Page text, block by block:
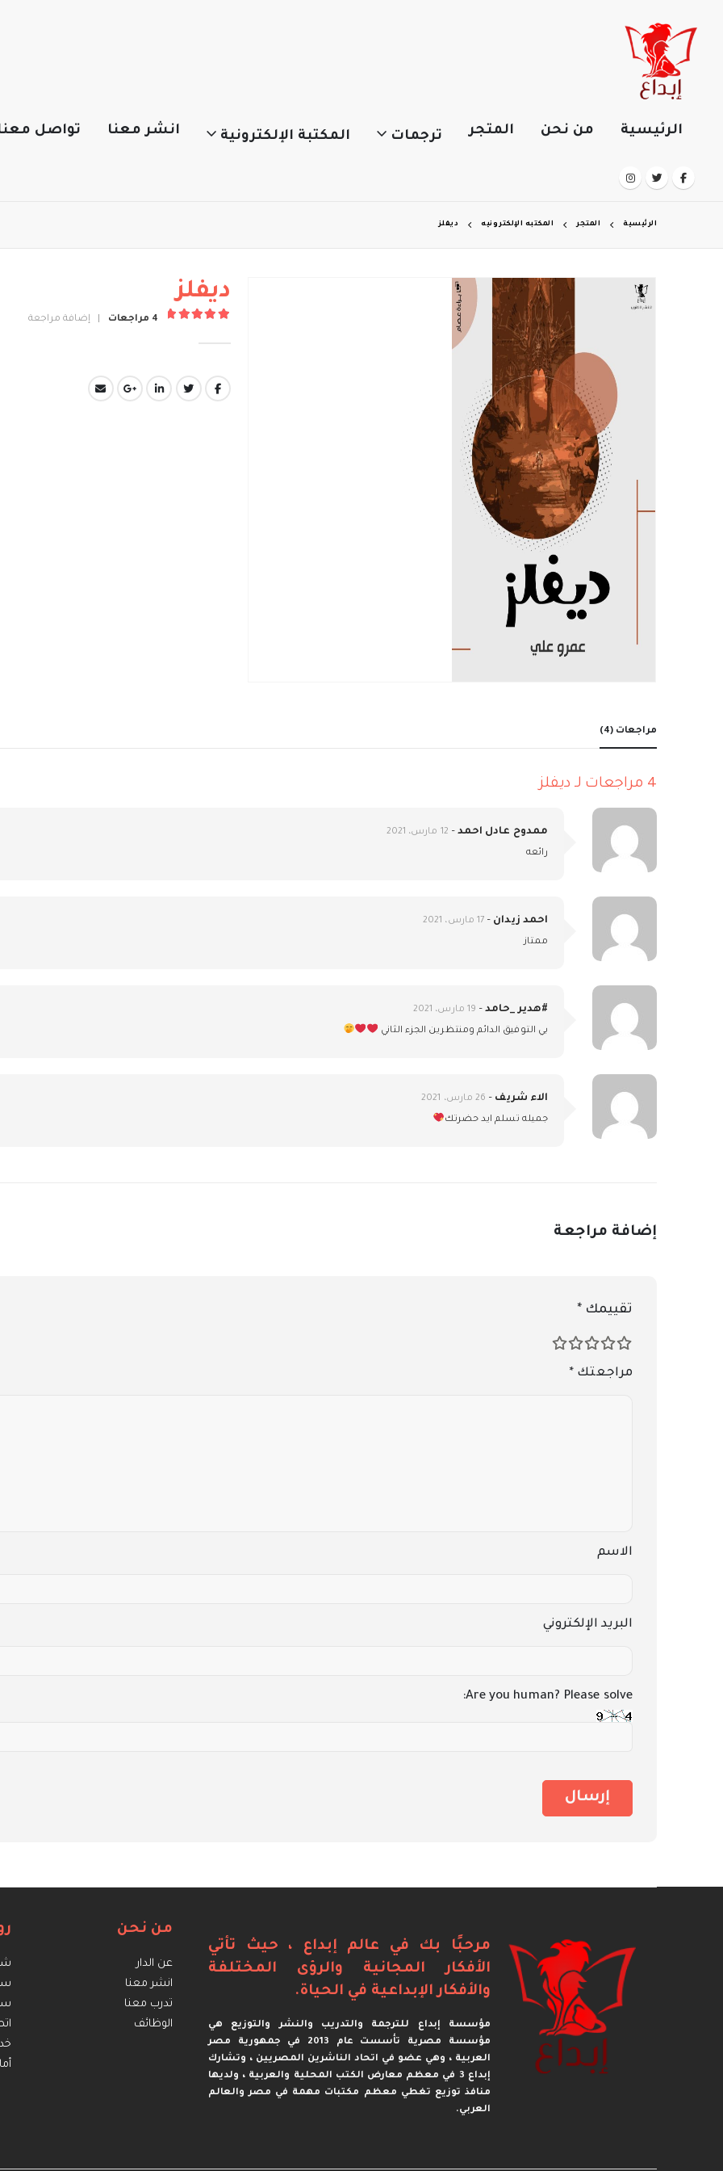
الرئيسية من نحن المتجر ترجمات المكتبة الإلكترونية انشر معنا تواصل
الرئيسية المتجر المكتبه الإلكترونيه ديفلز
ديفلز
4 مراجعات إضافة مراجعة
مراجعات (4)
4 مراجعات لـ ديفلز
ممدوح عادل احمد – 12 مارس، 2021
رائعه
احمد زيدان – 17 مارس، 2021
ممتاز
#هدير _حامد – 19 مارس، 2021
بي التوفيق الدائم ومنتظرين الجزء الثاني ⁦
الاء شريف – 26 مارس، 2021
جميله تسلم ايد حضرتك
إضافة مراجعة
تقييمك *
مراجعتك *
الاسم
البريد الإلكتروني
Are you human? Please solve:
مرحبًا بك في عالم إبداع ، حيث تأتي
الأفكار المجانية والرؤى المختلفة
والأفكار الإبداعية في الحياة.
مؤسسة إبداع للترجمة والتدريب والنشر والتوزيع هي
مؤسسة مصرية تأسست عام 2013 في جمهورية مصر
العربية ، وهي عضو في اتحاد الناشرين المصريين ، وتشارك
إبداع 3 في معظم معارض الكتب المحلية والعربية ، ولديها
منافذ توزيع تغطي معظم مكتبات مهمة في مصر والعالم
العربي.
من نحن
عن الدار
انشر معنا
تدرب معنا
الوظائف